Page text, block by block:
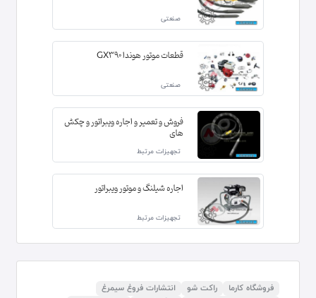
صنعتی
قطعات موتور هوندا GX390
صنعتی
فروش و تعمیر و اجاره ویبراتور و چکش
های
تجهیزات مرتبط
اجاره شیلنگ و موتور ویبراتور
تجهیزات مرتبط
فروشگاه کارما راکت شو
انتشارات فروغ سیمرغ